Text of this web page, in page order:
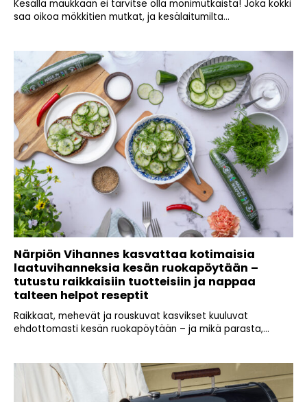
Kesällä maukkaan ei tarvitse olla monimutkaista! Joka kokki
saa oikoa mökkitien mutkat, ja kesälaitumilta...
Närpiön Vihannes kasvattaa kotimaisia
laatuvihanneksia kesän ruokapöytään –
tutustu raikkaisiin tuotteisiin ja nappaa
talteen helpot reseptit
Raikkaat, mehevät ja rouskuvat kasvikset kuuluvat
ehdottomasti kesän ruokapöytään – ja mikä parasta,...